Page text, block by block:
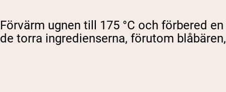
Förvärm ugnen till 175 °C och förbered
de torra ingredienserna, förutom